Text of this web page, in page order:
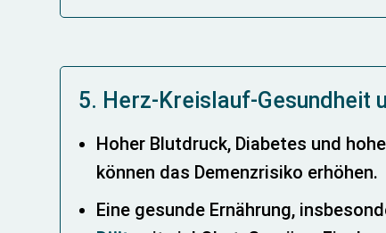
5. Herz-Kreislauf-Gesundheit
Hoher Blutdruck, Diabetes und
können das Demenzrisiko erhöhen.
Eine gesunde Ernährung,